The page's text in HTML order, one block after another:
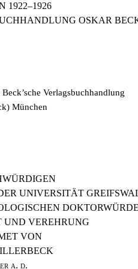
1922–1926
OSKAR
Verlagsbuchhandlung
München
UNIVERSITÄT
DOKTORWÜRDE
VEREHRUNG
VON
a. d.